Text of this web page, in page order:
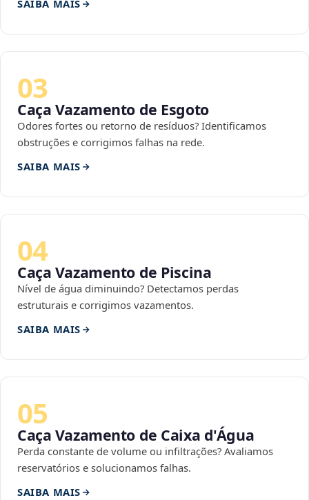
SAIBA MAIS
03
Caça Vazamento de Esgoto
Odores fortes ou retorno de resíduos? Identificamos
obstruções e corrigimos falhas na rede.
SAIBA MAIS
04
Caça Vazamento de Piscina
Nível de água diminuindo? Detectamos perdas
estruturais e corrigimos vazamentos.
SAIBA MAIS
05
Caça Vazamento de Caixa d'Água
Perda constante de volume ou infiltrações? Avaliamos
reservatórios e solucionamos falhas.
SAIBA MAIS